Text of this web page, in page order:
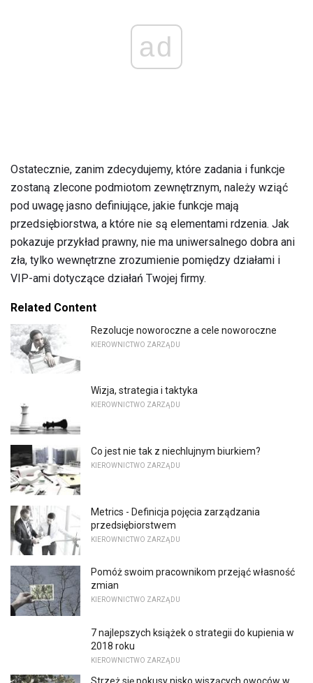
ad
Ostatecznie, zanim zdecydujemy, które zadania i funkcje
zostaną zlecone podmiotom zewnętrznym, należy wziąć
pod uwagę jasno definiujące, jakie funkcje mają
przedsiębiorstwa, a które nie są elementami rdzenia. Jak
pokazuje przykład prawny, nie ma uniwersalnego dobra ani
zła, tylko wewnętrzne zrozumienie pomiędzy działami i
VIP-ami dotyczące działań Twojej firmy.
Related Content
Rezolucje noworoczne a cele noworoczne
KIEROWNICTWO ZARZĄDU
Wizja, strategia i taktyka
KIEROWNICTWO ZARZĄDU
Co jest nie tak z niechlujnym biurkiem?
KIEROWNICTWO ZARZĄDU
Metrics - Definicja pojęcia zarządzania
przedsiębiorstwem
KIEROWNICTWO ZARZĄDU
Pomóż swoim pracownikom przejąć własność
zmian
KIEROWNICTWO ZARZĄDU
7 najlepszych książek o strategii do kupienia w
2018 roku
KIEROWNICTWO ZARZĄDU